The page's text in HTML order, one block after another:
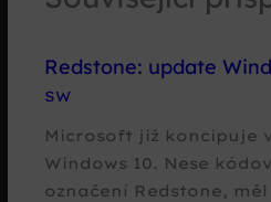
Redstone: update
SW
Microsoft již koncipuje
Windows 10. Nese
označení Redstone,